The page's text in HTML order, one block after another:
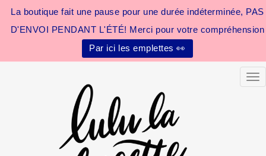
La boutique fait une pause pour une durée indéterminée, PAS
D'ENVOI PENDANT L'ÉTÉ! Merci pour votre compréhension
Par ici les emplettes 👀